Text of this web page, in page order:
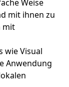
Weise
mit ihnen zu
mit
wie Visual
Anwendung